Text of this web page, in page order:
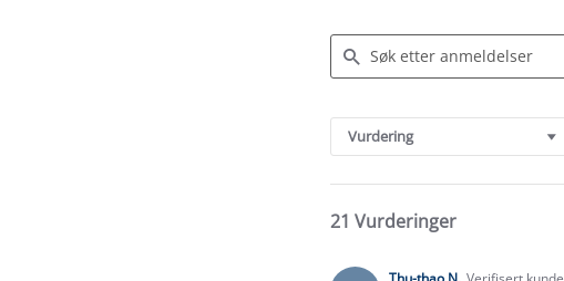
Reviews
Vurdering
21 Vurderinger